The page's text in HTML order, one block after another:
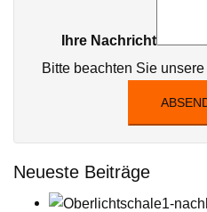
Ihre Nachricht
Bitte beachten Sie unsere
Neueste Beiträge